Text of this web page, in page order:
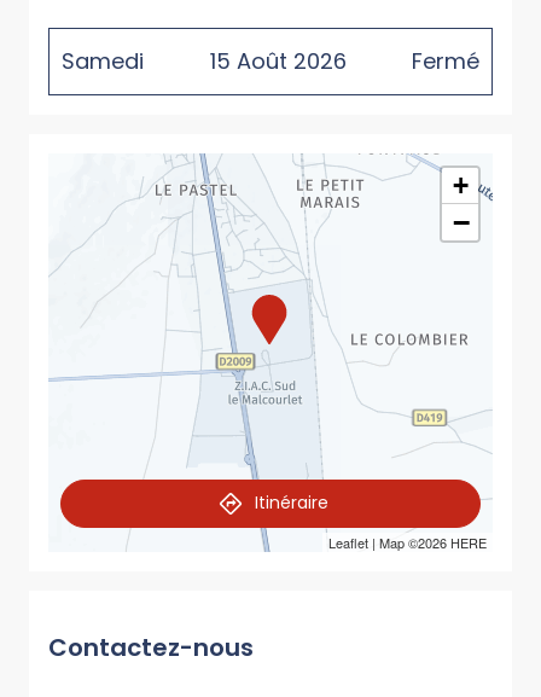
Samedi 15 Août 2026 Fermé
+
−
Leaflet | Map ©2026 HERE
Itinéraire
Contactez-nous